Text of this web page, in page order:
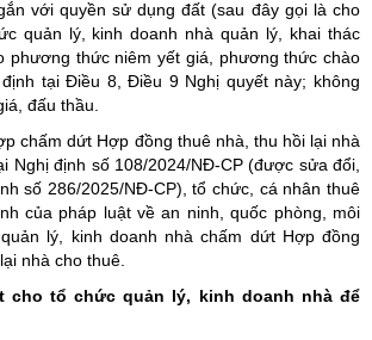
với quyền sử dụng đất (sau đây gọi là cho
quản lý, kinh doanh nhà quản lý, khai thác
phương thức niêm yết giá, phương thức chào
tại Điều 8, Điều 9 Nghị quyết này; không
đấu thầu.
chấm dứt Hợp đồng thuê nhà, thu hồi lại nhà
Nghị định số 108/2024/NĐ-CP (được sửa đổi,
số 286/2025/NĐ-CP), tổ chức, cá nhân thuê
của pháp luật về an ninh, quốc phòng, môi
lý, kinh doanh nhà chấm dứt Hợp đồng
nhà cho thuê.
cho tổ chức quản lý, kinh doanh nhà để